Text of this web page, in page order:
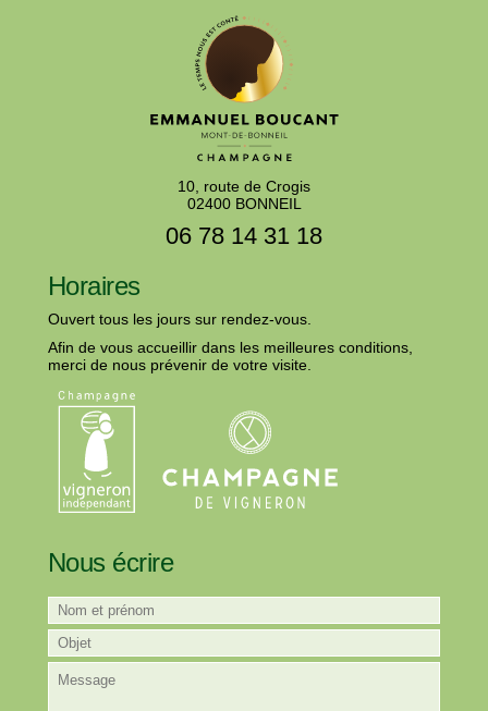
10, route de Crogis
02400 BONNEIL
06 78 14 31 18
Horaires
Ouvert tous les jours sur rendez-vous.
Afin de vous accueillir dans les meilleures conditions,
merci de nous prévenir de votre visite.
Nous écrire